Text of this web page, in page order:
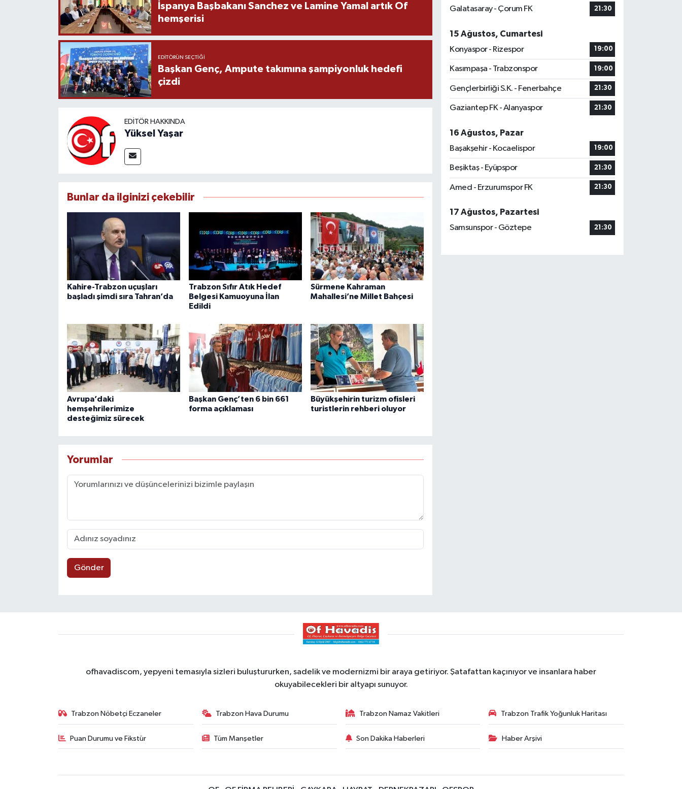
İspanya Başbakanı Sanchez ve Lamine Yamal artık Of
hemşerisi
EDITÖRÜN SEÇTIĞI
Başkan Genç, Ampute takımına şampiyonluk hedefi
çizdi
EDITÖR HAKKINDA
Yüksel Yaşar
Bunlar da ilginizi çekebilir
Kahire-Trabzon uçuşları
başladı şimdi sıra Tahran’da
Trabzon Sıfır Atık Hedef
Belgesi Kamuoyuna İlan
Edildi
Sürmene Kahraman
Mahallesi’ne Millet Bahçesi
Avrupa’daki
hemşehrilerimize
desteğimiz sürecek
Başkan Genç’ten 6 bin 661
forma açıklaması
Büyükşehirin turizm ofisleri
turistlerin rehberi oluyor
Yorumlar
Gönder
Galatasaray - Çorum FK
21:30
15 Ağustos, Cumartesi
Konyaspor - Rizespor
19:00
Kasımpaşa - Trabzonspor 19:00
Gençlerbirliği S.K. - Fenerbahçe 21:30
Gaziantep FK - Alanyaspor 21:30
16 Ağustos, Pazar
Başakşehir - Kocaelispor
19:00
Beşiktaş - Eyüpspor 21:30
Amed - Erzurumspor FK 21:30
17 Ağustos, Pazartesi
Samsunspor - Göztepe
21:30
ofhavadiscom, yepyeni temasıyla sizleri buluştururken, sadelik ve modernizmi bir araya getiriyor. Şatafattan kaçınıyor ve insanlara haber
okuyabilecekleri bir altyapı sunuyor.
Trabzon Nöbetçi Eczaneler Trabzon Hava Durumu Trabzon Namaz Vakitleri Trabzon Trafik Yoğunluk Haritası
Puan Durumu ve Fikstür Tüm Manşetler Son Dakika Haberleri Haber Arşivi